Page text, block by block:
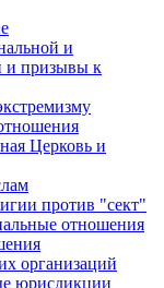
и
и призывы к
Церковь и
против "сект"
отношения
организаций
юрисдикции